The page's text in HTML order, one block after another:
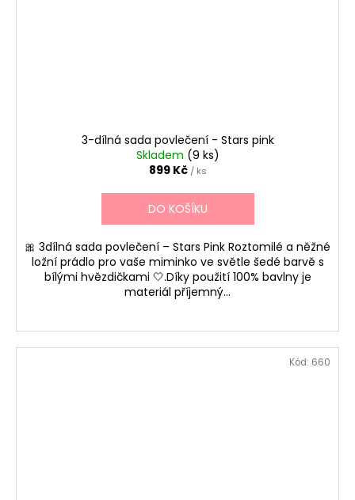
3-dílná sada povlečení - Stars pink
Skladem (9 ks)
899 Kč / ks
DO KOŠÍKU
🎀 3dílná sada povlečení – Stars Pink Roztomilé a něžné
ložní prádlo pro vaše miminko ve světle šedé barvě s
bílými hvězdičkami 🤍.Díky použití 100% bavlny je
materiál příjemný...
Kód: 660